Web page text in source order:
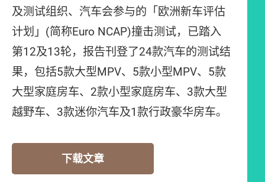
及测试组织、汽车会参与的「欧洲新车评估
计划」(简称Euro NCAP)撞击测试，已踏入
第12及13轮，报告刊登了24款汽车的测试结
果，包括5款大型MPV、5款小型MPV、5款
大型家庭房车、2款小型家庭房车、3款大型
越野车、3款迷你汽车及1款行政豪华房车。
下载文章